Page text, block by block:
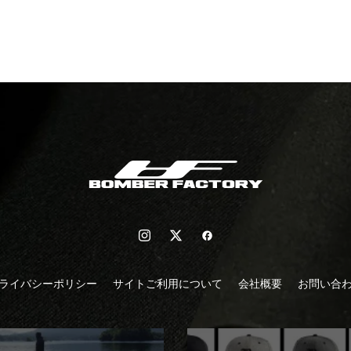
イバシーポリシー サイトご利用について 会社概要 お問い合